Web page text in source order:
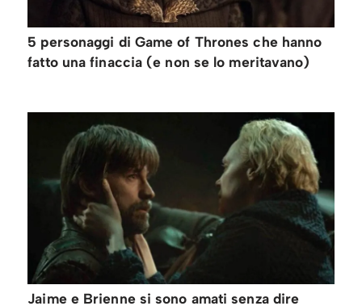
5 personaggi di Game of Thrones che hanno
fatto una finaccia (e non se lo meritavano)
Jaime e Brienne si sono amati senza dire